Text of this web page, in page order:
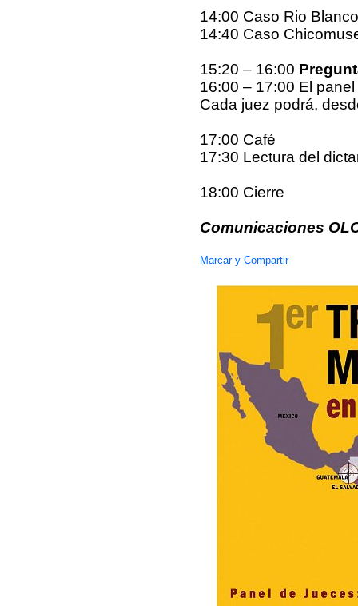
14:00 Caso Rio
14:40 Caso
15:20 – 16:00
16:00 – 17:00 El
Cada juez podrá,
17:00 Café
17:30 Lectura del
18:00 Cierre
Comunicaciones